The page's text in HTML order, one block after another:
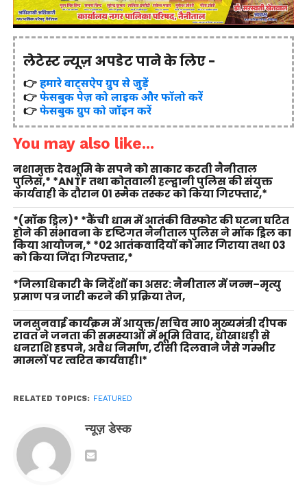
लेटेस्ट न्यूज़ अपडेट पाने के लिए -
👉हमारे वाट्सऐप ग्रुप से जुड़ें
👉फेसबुक पेज़ को लाइक और फॉलो करें
👉फेसबुक ग्रुप को जॉइन करें
You may also like...
नशामुक्त देवभूमि के सपने को साकार करती नैनीताल
पुलिस,* *ANTF तथा कोतवाली हल्द्वानी पुलिस की संयुक्त
कार्यवाही के दौरान 01 स्मैक तस्कर को किया गिरफ्तार,*
*(मॉक ड्रिल)* *कैंची धाम में आतंकी विस्फोट की घटना घटित
होने की संभावना के दृष्टिगत नैनीताल पुलिस ने मॉक ड्रिल का
किया आयोजन,* *02 आतंकवादियों को मार गिराया तथा 03
को किया जिंदा गिरफ्तार,*
*जिलाधिकारी के निर्देशों का असर: नैनीताल में जन्म–मृत्यु
प्रमाण पत्र जारी करने की प्रक्रिया तेज,
जनसुनवाई कार्यक्रम में आयुक्त/सचिव मा0 मुख्यमंत्री दीपक
रावत ने जनता की समस्याओं में भूमि विवाद, धोखाधड़ी से
धनराशि हडपने, अवैध निर्माण, टीसी दिलवाने जैसे गम्भीर
मामलों पर त्वरित कार्यवाही।*
RELATED TOPICS: FEATURED
न्यूज़ डेस्क